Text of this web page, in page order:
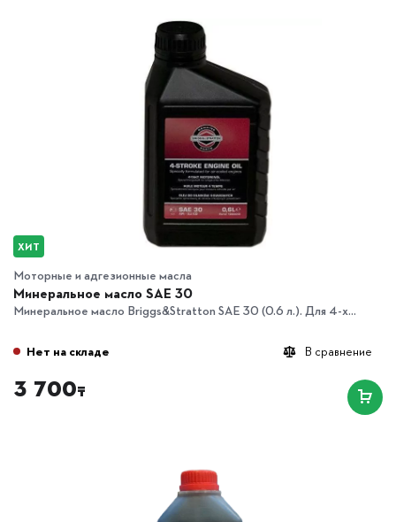
ХИТ
Моторные и адгезионные масла
Минеральное масло SAE 30
Минеральное масло Briggs&Stratton SAE 30 (0.6 л.). Для 4-х...
В сравнение
Нет на складе
3 700₸